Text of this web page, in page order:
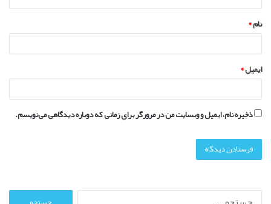
*
نام*
ایمیل*
ذخیره نام، ایمیل و وبسایت من در مرورگر برای زمانی که دوباره دیدگاهی می‌نویسم.